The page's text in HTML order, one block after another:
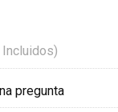
Incluidos)
pregunta